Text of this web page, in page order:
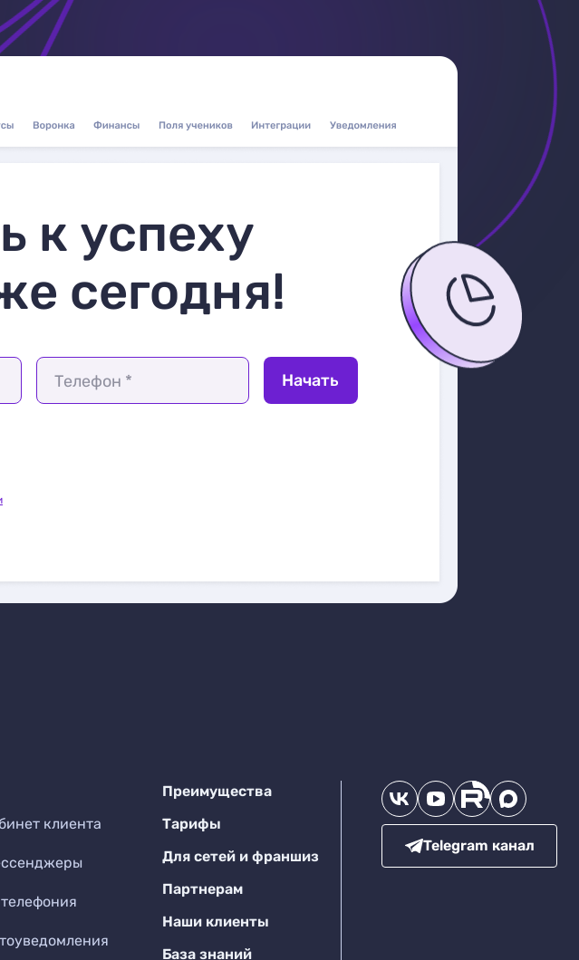
к успеху
сегодня!
Телефон * Начать
клиента
Преимущества
Тарифы
Для сетей и франшиз
Партнерам
Наши клиенты
База знаний
Telegram канал